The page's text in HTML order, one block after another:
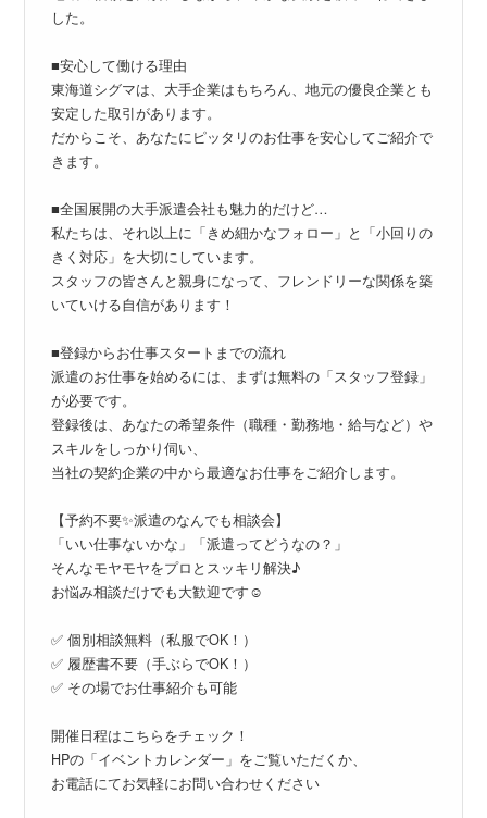
した。
■安心して働ける理由
東海道シグマは、大手企業はもちろん、地元の優良企業とも
安定した取引があります。
だからこそ、あなたにピッタリのお仕事を安心してご紹介で
きます。
■全国展開の大手派遣会社も魅力的だけど…
私たちは、それ以上に「きめ細かなフォロー」と「小回りの
きく対応」を大切にしています。
スタッフの皆さんと親身になって、フレンドリーな関係を築
いていける自信があります！
■登録からお仕事スタートまでの流れ
派遣のお仕事を始めるには、まずは無料の「スタッフ登録」
が必要です。
登録後は、あなたの希望条件（職種・勤務地・給与など）や
スキルをしっかり伺い、
当社の契約企業の中から最適なお仕事をご紹介します。
【予約不要✨派遣のなんでも相談会】
「いい仕事ないかな」「派遣ってどうなの？」
そんなモヤモヤをプロとスッキリ解決♪
お悩み相談だけでも大歓迎です☺
✅ 個別相談無料（私服でOK！）
✅ 履歴書不要（手ぶらでOK！）
✅ その場でお仕事紹介も可能
開催日程はこちらをチェック！
HPの「イベントカレンダー」をご覧いただくか、
お電話にてお気軽にお問い合わせください